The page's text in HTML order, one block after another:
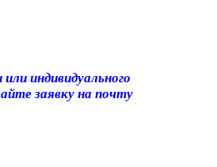
индивидуального
заявку на почту